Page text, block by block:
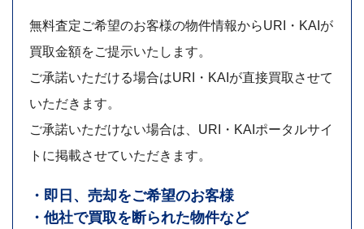
無料査定ご希望のお客様の物件情報からURI・KAIが
買取金額をご提示いたします。
ご承諾いただける場合はURI・KAIが直接買取させて
いただきます。
ご承諾いただけない場合は、URI・KAIポータルサイ
トに掲載させていただきます。
・即日、売却をご希望のお客様
・他社で買取を断られた物件など